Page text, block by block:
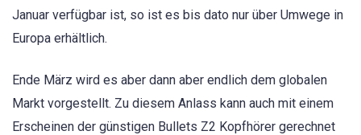
Januar verfügbar ist, so ist es bis dato nur über Umwege in
Europa erhältlich.
Ende März wird es aber dann aber endlich dem globalen
Markt vorgestellt. Zu diesem Anlass kann auch mit einem
Erscheinen der günstigen Bullets Z2 Kopfhörer gerechnet